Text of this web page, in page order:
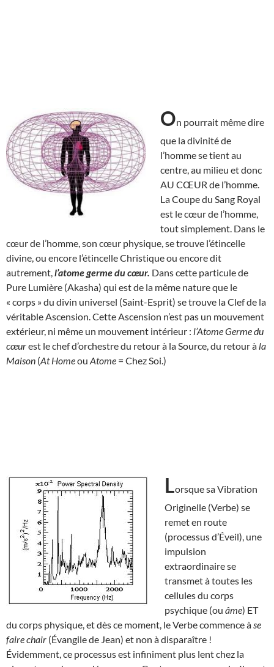
On pourrait même dire
que la divinité de
l’homme se tient au
centre, au milieu et donc
AU CŒUR de l’homme.
La Coupe du Sang Royal
est le cœur de l’homme,
tout simplement. Dans le
cœur de l’homme, son cœur physique, se trouve l’étincelle
divine, ou encore l’étincelle Christique ou encore dit
autrement, l’atome germe du cœur. Dans cette particule de
Pure Lumière (Akasha) qui est de la même nature que le
« corps » du divin universel (Saint-Esprit) se trouve la Clef de la
véritable Ascension. Cette Ascension n’est pas un mouvement
extérieur, ni même un mouvement intérieur : l’Atome Germe du
cœurest le chef d’orchestre du retour à la Source, du retour à la
Maison (At Homeou Atome = Chez Soi.)
Lorsque sa Vibration
Originelle (Verbe) se
remet en route
(processus d’Éveil), une
impulsion
extraordinaire se
transmet à toutes les
cellules du corps
psychique (ou âme) ET
du corps physique, et dès ce moment, le Verbe commence à se
faire chair (Évangile de Jean) et non à disparaître !
Évidemment, ce processus est infiniment plus lent chez la